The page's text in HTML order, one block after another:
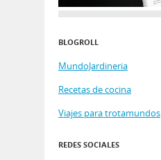
BLOGROLL
MundoJardineria
Recetas de cocina
Viajes para trotamundos
REDES SOCIALES